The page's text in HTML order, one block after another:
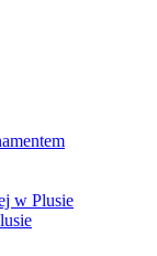
w Plusie